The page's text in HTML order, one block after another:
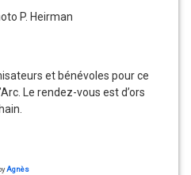
P. Heirman
et bénévoles pour ce
Le rendez-vous est d’ors
Agnès